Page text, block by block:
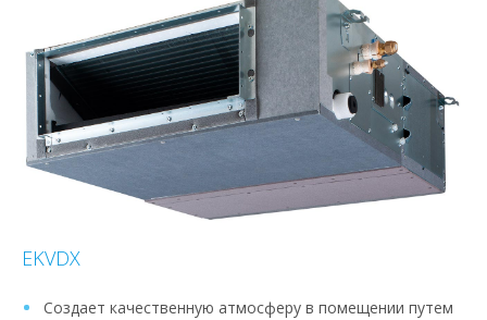
EKVDX
Создает качественную атмосферу в помещении путем